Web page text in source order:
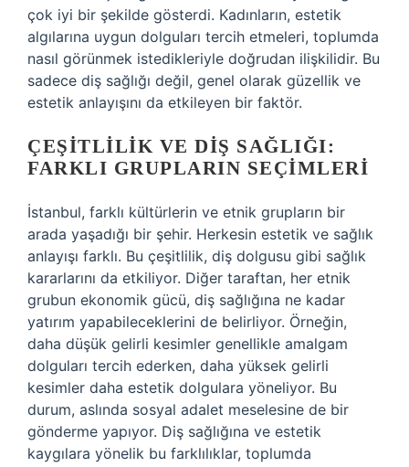
çok iyi bir şekilde gösterdi. Kadınların, estetik
algılarına uygun dolguları tercih etmeleri, toplumda
nasıl görünmek istedikleriyle doğrudan ilişkilidir. Bu
sadece diş sağlığı değil, genel olarak güzellik ve
estetik anlayışını da etkileyen bir faktör.
ÇEŞITLILIK VE DIŞ SAĞLIĞI:
FARKLI GRUPLARIN SEÇIMLERI
İstanbul, farklı kültürlerin ve etnik grupların bir
arada yaşadığı bir şehir. Herkesin estetik ve sağlık
anlayışı farklı. Bu çeşitlilik, diş dolgusu gibi sağlık
kararlarını da etkiliyor. Diğer taraftan, her etnik
grubun ekonomik gücü, diş sağlığına ne kadar
yatırım yapabileceklerini de belirliyor. Örneğin,
daha düşük gelirli kesimler genellikle amalgam
dolguları tercih ederken, daha yüksek gelirli
kesimler daha estetik dolgulara yöneliyor. Bu
durum, aslında sosyal adalet meselesine de bir
gönderme yapıyor. Diş sağlığına ve estetik
kaygılara yönelik bu farklılıklar, toplumda